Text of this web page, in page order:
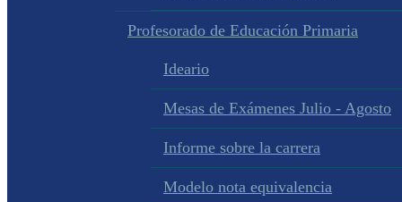
Profesorado de Educación Primaria
Ideario
Mesas de Exámenes Julio - Agosto
Informe sobre la carrera
Modelo nota equivalencia